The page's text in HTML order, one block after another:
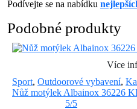
Podívejte se na nabídku
Podobné produkty
Více
Sport, Outdoorové vybavení,
Nůž motýlek Albainox 36226
5/5